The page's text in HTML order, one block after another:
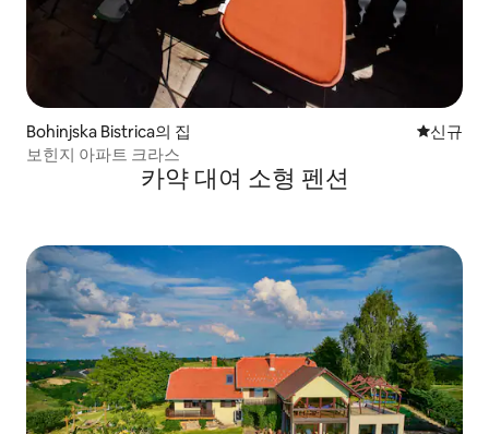
Bohinjska Bistrica의 집 신규 숙소
신규
보힌지 아파트 크라스
카약 대여 소형 펜션